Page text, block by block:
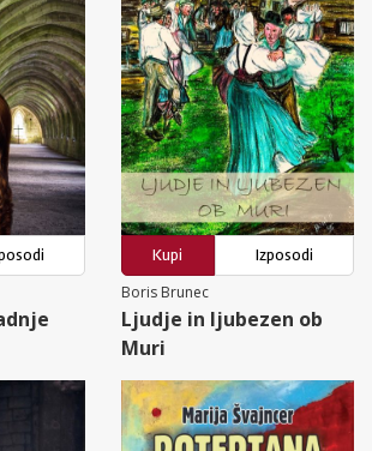
Kupi
Izposodi
Boris Brunec
Ljudje in ljubezen ob
Muri